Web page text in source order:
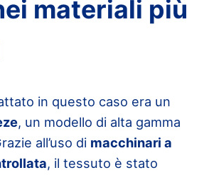
materiali più
in questo caso era un
, un modello di alta gamma
all’uso di macchinari a
, il tessuto è stato